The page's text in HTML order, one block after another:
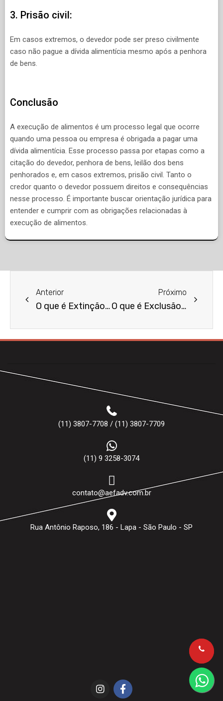
3. Prisão civil:
Em casos extremos, o devedor pode ser preso civilmente
caso não pague a dívida alimentícia mesmo após a penhora
de bens.
Conclusão
A execução de alimentos é um processo legal que ocorre
quando uma pessoa ou empresa é obrigada a pagar uma
dívida alimentícia. Esse processo passa por etapas como a
citação do devedor, penhora de bens, leilão dos bens
penhorados e, em casos extremos, prisão civil. Tanto o
credor quanto o devedor possuem direitos e consequências
nesse processo. É importante buscar orientação jurídica para
entender e cumprir com as obrigações relacionadas à
execução de alimentos.
Anterior
O que é Extinção de Condomínio?
Próximo
O que é Exclusão de Usufruto?
(11) 3807-7708 / (11) 3807-7709
(11) 9 3258-3074
contato@aefadv.com.br
Rua Antônio Raposo, 186 - Lapa - São Paulo - SP